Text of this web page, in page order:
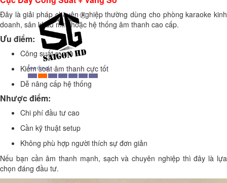
Đây là giải pháp chuyên nghiệp thường dùng cho phòng karaoke kinh
doanh, sân khấu mini hoặc hệ thống âm thanh cao cấp.
Ưu điểm:
Công suất mạnh
Kiểm soát âm thanh cực tốt
Dễ nâng cấp hệ thống
Nhược điểm:
Chi phí đầu tư cao
Cần kỹ thuật setup
Không phù hợp người thích sự đơn giản
Nếu bạn cần âm thanh mạnh, sạch và chuyên nghiệp thì đây là lựa
chọn đáng đầu tư.